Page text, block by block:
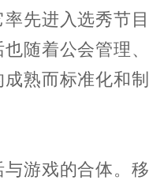
先进入选秀节目
随着公会管理、
熟而标准化和制
游戏的合体。移